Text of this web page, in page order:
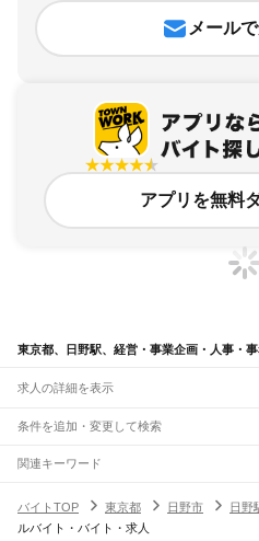
メール
アプリを無料
東京都、日野駅、経営・事業企画・人事・
求人の詳細を表示
条件を追加・変更して検索
市区町村を追加・変更
東京都すべて
東京23区 すべて
駅を追加・変更
職種を追加・変更
関連キーワード
バイトTOP
東京都 日野市 日野
ルバイト・バイト・求人